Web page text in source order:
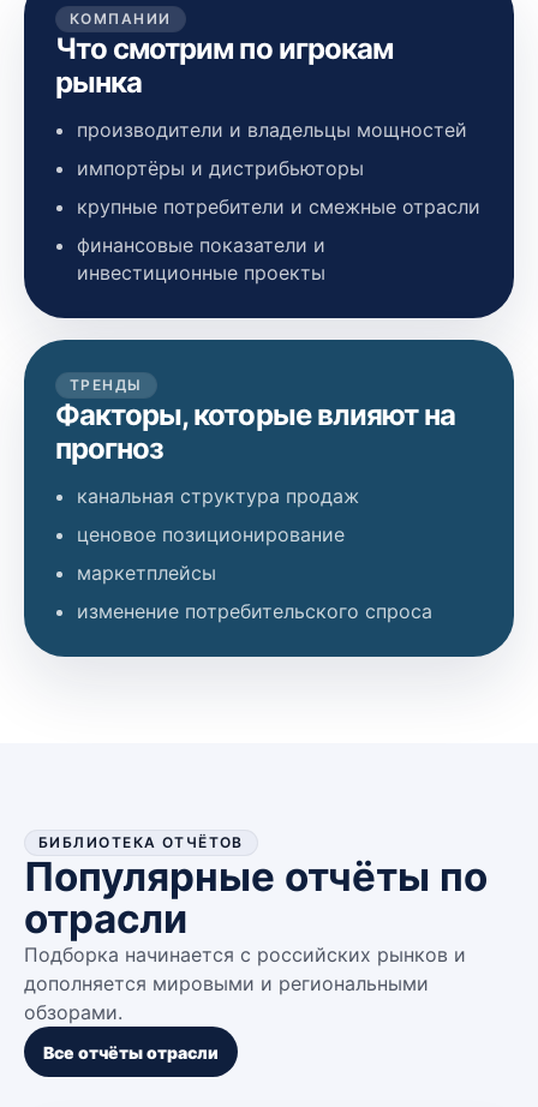
КОМПАНИИ
Что смотрим по игрокам
рынка
производители и владельцы мощностей
импортёры и дистрибьюторы
крупные потребители и смежные отрасли
финансовые показатели и
инвестиционные проекты
ТРЕНДЫ
Факторы, которые влияют на
прогноз
канальная структура продаж
ценовое позиционирование
маркетплейсы
изменение потребительского спроса
БИБЛИОТЕКА ОТЧЁТОВ
Популярные отчёты по
отрасли
Подборка начинается с российских рынков и
дополняется мировыми и региональными
обзорами.
Все отчёты отрасли